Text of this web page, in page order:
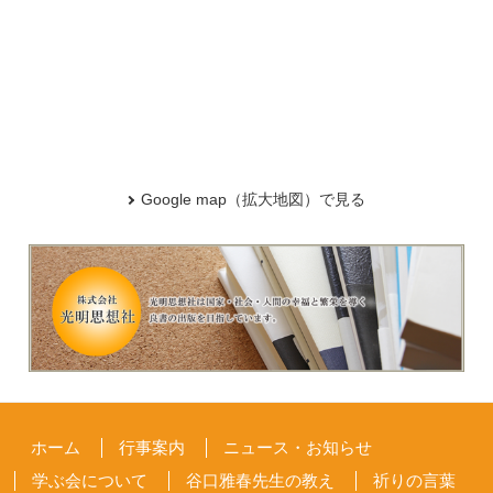
Google map（拡大地図）で見る
ホーム 行事案内
ニュース・お知らせ
学ぶ会について
谷口雅春先生の教え 祈りの言葉